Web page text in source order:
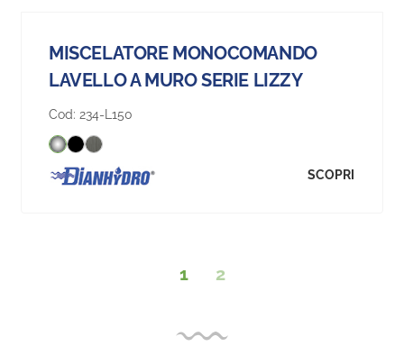
MISCELATORE MONOCOMANDO
LAVELLO A MURO SERIE LIZZY
Cod: 234-L150
SCOPRI
1 2